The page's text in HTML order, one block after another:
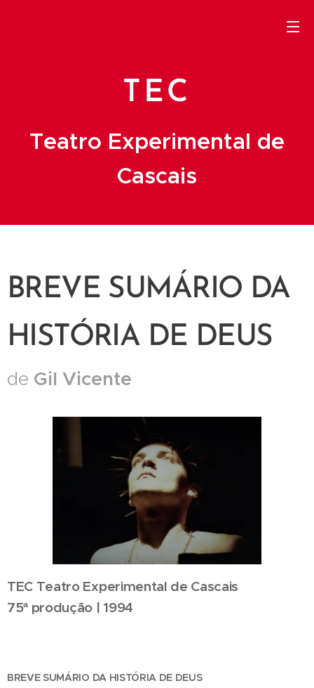
TEC
Teatro Experimental de
Cascais
BREVE SUMÁRIO DA
HISTÓRIA DE DEUS
de Gil Vicente
TEC Teatro Experimental de Cascais
75ª produção | 1994
BREVE SUMÁRIO DA HISTÓRIA DE DEUS